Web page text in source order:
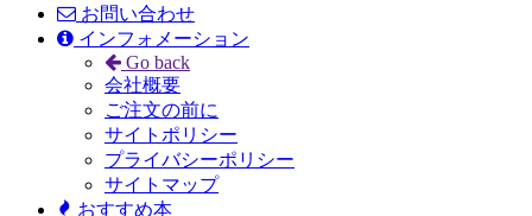
お問い合わせ
インフォメーション
Go back
会社概要
ご注文の前に
サイトポリシー
プライバシーポリシー
サイトマップ
おすすめ本